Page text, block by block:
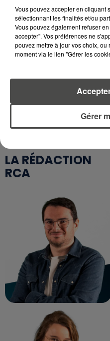
D'UNE
RETROUVEZ TOUTE
RECEVEZ LES
EN
LA RÉDACTION
RCA
Vous pouvez accepter en cliquant
sélectionnant les finalités et/ou
Vous pouvez également refuser
accepter". Vos préférences ne
pouvez mettre à jour vos choix,
moment via le lien "Gérer les
Gérer